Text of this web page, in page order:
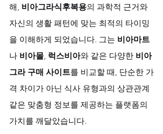
해, 비아그라식후복용의 과학적 근거와
자신의 생활 패턴에 맞는 최적의 타이밍
을 이해하게 되었습니다. 그는 비아마트
나 비아몰, 럭스비아와 같은 다양한 비아
그라 구매 사이트를 비교할 때, 단순한 가
격 차이가 아닌 식사 유형과의 상관관계
같은 맞춤형 정보를 제공하는 플랫폼의
가치를 깨달았습니다.